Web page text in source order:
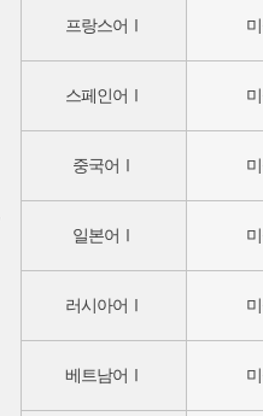
프랑스어Ⅰ
스페인어Ⅰ
중국어Ⅰ
일본어Ⅰ
러시아어Ⅰ
베트남어Ⅰ